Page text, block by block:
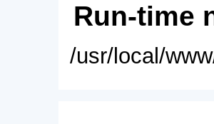
Run-time
/usr/local/